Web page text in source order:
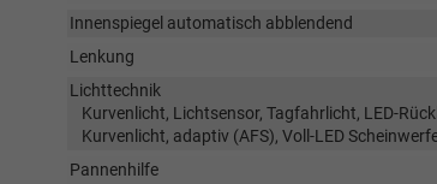
Innenspiegel automatisch abblendend
Lenkung
Lichttechnik
Kurvenlicht, Lichtsensor, Tagfahrlicht, LED-
Kurvenlicht, adaptiv (AFS), Voll-LED
Pannenhilfe